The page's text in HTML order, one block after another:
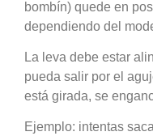
bombín) quede en
dependiendo del
La leva debe estar
pueda salir por el
está girada, se
Ejemplo: intentas